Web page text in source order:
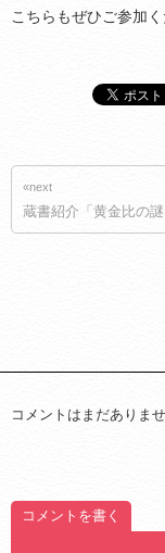
こちらもぜひご参加く
«next
蔵書紹介「黄金比の謎
コメントはまだありませ
コメントを書く